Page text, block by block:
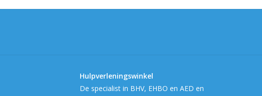
Hulpverleningswinkel
De specialist in BHV, EHBO en AED en